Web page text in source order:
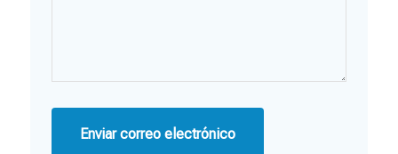
Enviar correo electrónico